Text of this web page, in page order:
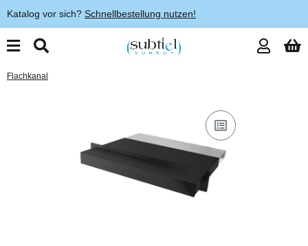
Katalog vor sich? Schnellbestellung nutzen!
Flachkanal